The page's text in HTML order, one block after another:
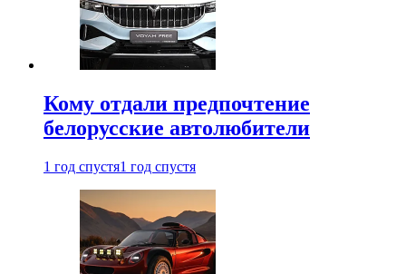
Кому отдали предпочтение
белорусские автолюбители
1 год спустя1 год спустя